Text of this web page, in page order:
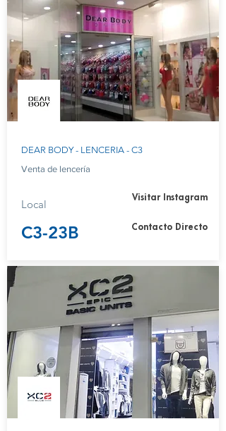
DEAR BODY - LENCERIA - C3
Venta de lencería
Local
C3-23B
Visitar Instagram
Contacto Directo